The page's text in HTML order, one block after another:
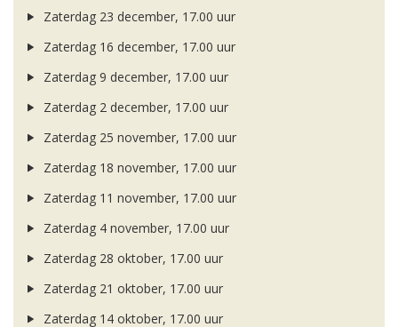
Zaterdag 23 december, 17.00 uur
Zaterdag 16 december, 17.00 uur
Zaterdag 9 december, 17.00 uur
Zaterdag 2 december, 17.00 uur
Zaterdag 25 november, 17.00 uur
Zaterdag 18 november, 17.00 uur
Zaterdag 11 november, 17.00 uur
Zaterdag 4 november, 17.00 uur
Zaterdag 28 oktober, 17.00 uur
Zaterdag 21 oktober, 17.00 uur
Zaterdag 14 oktober, 17.00 uur